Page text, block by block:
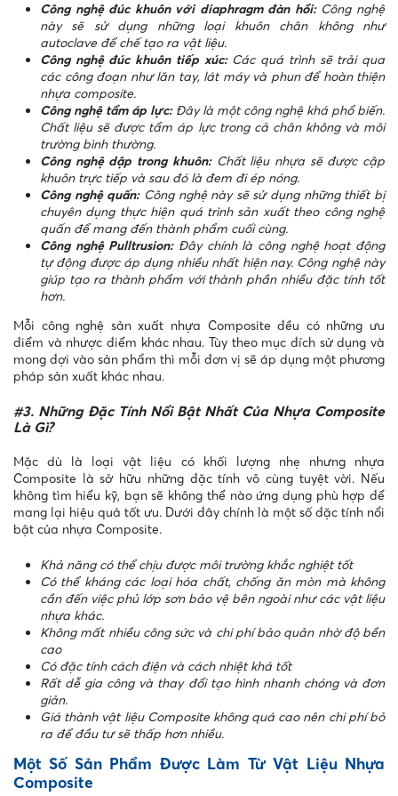
Công nghệ đúc khuôn với diaphragm đàn hồi:Công nghệ
này sẽ sử dụng những loại khuôn chân không như
autoclave để chế tạo ra vật liệu.
Công nghệ đúc khuôn tiếp xúc:Các quá trình sẽ trải qua
các công đoạn như lăn tay, lát máy và phun để hoàn thiện
nhựa composite.
Công nghệ tẩm áp lực:Đây là một công nghệ khá phổ biến.
Chất liệu sẽ được tẩm áp lực trong cả chân không và môi
trường bình thường.
Công nghệ dập trong khuôn:Chất liệu nhựa sẽ được cập
khuôn trực tiếp và sau đó là đem đi ép nóng.
Công nghệ quấn:Công nghệ này sẽ sử dụng những thiết bị
chuyên dụng thực hiện quá trình sản xuất theo công nghệ
quấn để mang đến thành phẩm cuối cùng.
Công nghệ Pulltrusion:Đây chính là công nghệ hoạt động
tự động được áp dụng nhiều nhất hiện nay. Công nghệ này
giúp tạo ra thành phẩm với thành phần nhiều đặc tính tốt
hơn.
Mỗi công nghệ sản xuất nhựa Composite đều có những ưu
điểm và nhược điểm khác nhau. Tùy theo mục đích sử dụng và
mong đợi vào sản phẩm thì mỗi đơn vị sẽ áp dụng một phương
pháp sản xuất khác nhau.
#3. Những Đặc Tính Nổi Bật Nhất Của Nhựa Composite
Là Gì?
Mặc dù là loại vật liệu có khối lượng nhẹ nhưng nhựa
Composite là sở hữu những đặc tính vô cùng tuyệt vời. Nếu
không tìm hiểu kỹ, bạn sẽ không thể nào ứng dụng phù hợp để
mang lại hiệu quả tốt ưu. Dưới đây chính là một số đặc tính nổi
bật của nhựa Composite.
Khả năng có thể chịu được môi trường khắc nghiệt tốt
Có thể kháng các loại hóa chất, chống ăn mòn mà không
cần đến việc phủ lớp sơn bảo vệ bên ngoài như các vật liệu
nhựa khác.
Không mất nhiều công sức và chi phí bảo quản nhờ độ bền
cao
Có đặc tính cách điện và cách nhiệt khá tốt
Rất dễ gia công và thay đổi tạo hình nhanh chóng và đơn
giản.
Giá thành vật liệu Composite không quá cao nên chi phí bỏ
ra để đầu tư sẽ thấp hơn nhiều.
Một Số Sản Phẩm Được Làm Từ Vật Liệu Nhựa
Composite